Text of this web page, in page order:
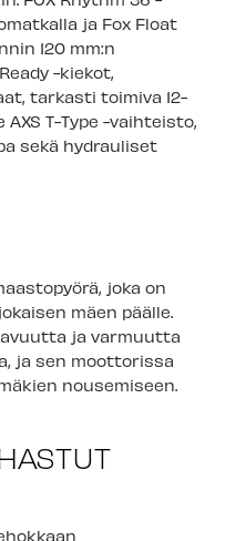
ja Fox Float
120 mm:n
-kiekot,
tarkasti toimiva 12-
AXS T-Type -vaihteisto,
sekä hydrauliset
joka on
mäen päälle.
ja varmuutta
ja sen moottorissa
nousemiseen.